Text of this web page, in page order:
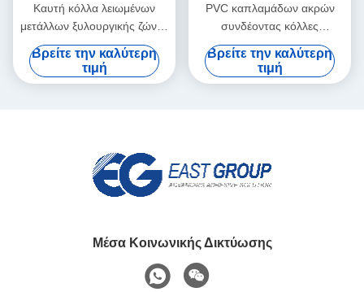
Καυτή κόλλα λειωμένων
μετάλλων ξυλουργικής ζώνης
ακρών για την αυτόματη
μηχανή ζώνης
Βρείτε την καλύτερη
τιμή
PVC καπλαμάδων ακρών
συνδέοντας κόλλες
λειωμένων μετάλλων
πολυουρεθάνιου PUR καυτές
για τα έπιπλα
Βρείτε την καλύτερη
τιμή
Μέσα Κοινωνικής Δικτύωσης